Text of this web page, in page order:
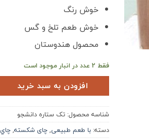
خوش رنگ
خوش طعم تلخ و گس
محصول هندوستان
فقط 2 عدد در انبار موجود است
افزودن به سبد خرید
شناسه محصول: تک ستاره دانشجو
دسته: با طعم طبیعی,چای شکسته,چاي